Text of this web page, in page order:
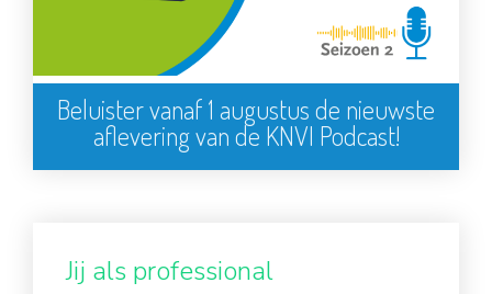
Beluister vanaf 1 augustus de nieuwste
aflevering van de KNVI Podcast!
Jij als professional